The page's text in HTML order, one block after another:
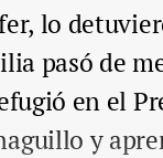
lo
pasó de
en el
y